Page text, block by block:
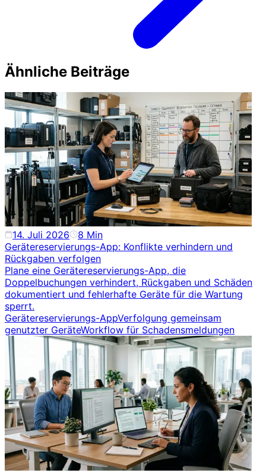
Ähnliche Beiträge
14. Juli 2026 8 Min
Gerätereservierungs-App: Konflikte verhindern und
Rückgaben verfolgen
Plane eine Gerätereservierungs-App, die
Doppelbuchungen verhindert, Rückgaben und Schäden
dokumentiert und fehlerhafte Geräte für die Wartung
sperrt.
Gerätereservierungs-AppVerfolgung gemeinsam
genutzter GeräteWorkflow für Schadensmeldungen